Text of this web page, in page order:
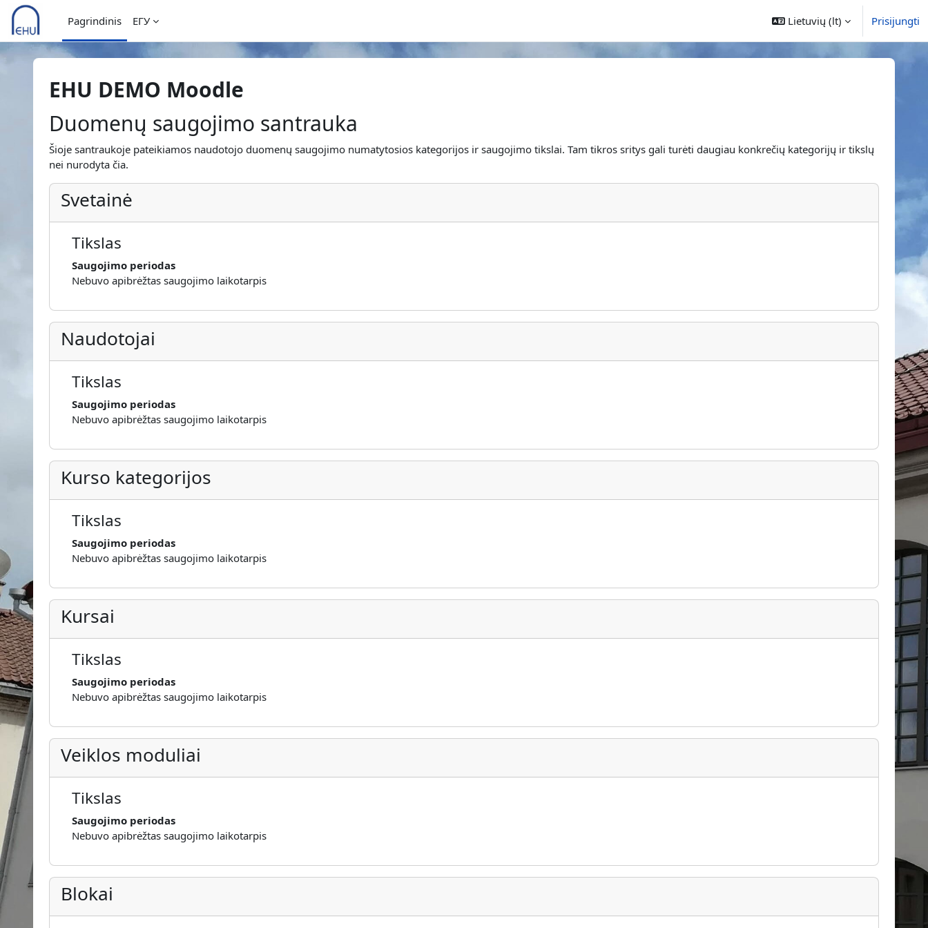
Pereiti į pagrindinį turinį
Pagrindinis
ЕГУ Lietuvių ‎(lt)‎ Prisijungti
EHU DEMO Moodle
Duomenų saugojimo santrauka
Šioje santraukoje pateikiamos naudotojo duomenų saugojimo numatytosios kategorijos ir saugojimo tikslai. Tam tikros sritys gali turėti daugiau konkrečių kategorijų ir tikslų
nei nurodyta čia.
Svetainė
Tikslas
Saugojimo periodas
Nebuvo apibrėžtas saugojimo laikotarpis
Naudotojai
Tikslas
Saugojimo periodas
Nebuvo apibrėžtas saugojimo laikotarpis
Kurso kategorijos
Tikslas
Saugojimo periodas
Nebuvo apibrėžtas saugojimo laikotarpis
Kursai
Tikslas
Saugojimo periodas
Nebuvo apibrėžtas saugojimo laikotarpis
Veiklos moduliai
Tikslas
Saugojimo periodas
Nebuvo apibrėžtas saugojimo laikotarpis
Blokai